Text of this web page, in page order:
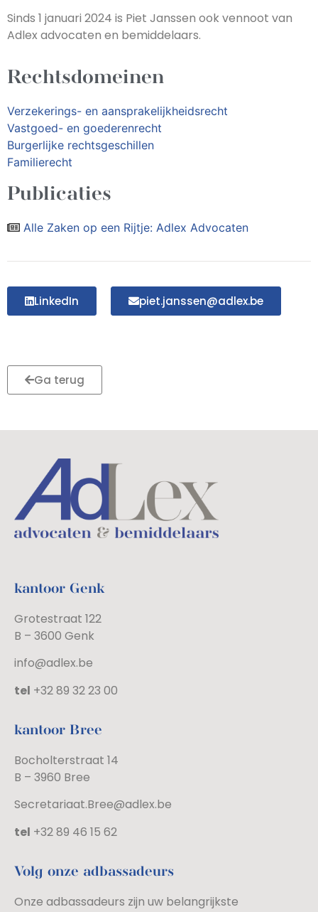
Sinds 1 januari 2024 is Piet Janssen ook vennoot van
Adlex advocaten en bemiddelaars.
Rechtsdomeinen
Verzekerings- en aansprakelijkheidsrecht
Vastgoed- en goederenrecht
Burgerlijke rechtsgeschillen
Familierecht
Publicaties
Alle Zaken op een Rijtje: Adlex Advocaten
LinkedIn piet.janssen@adlex.be
Ga terug
kantoor Genk
Grotestraat 122
B – 3600 Genk
info@adlex.be
tel +32 89 32 23 00
kantoor Bree
Bocholterstraat 14
B – 3960 Bree
Secretariaat.Bree@adlex.be
tel +32 89 46 15 62
Volg onze adbassadeurs
Onze adbassadeurs zijn uw belangrijkste